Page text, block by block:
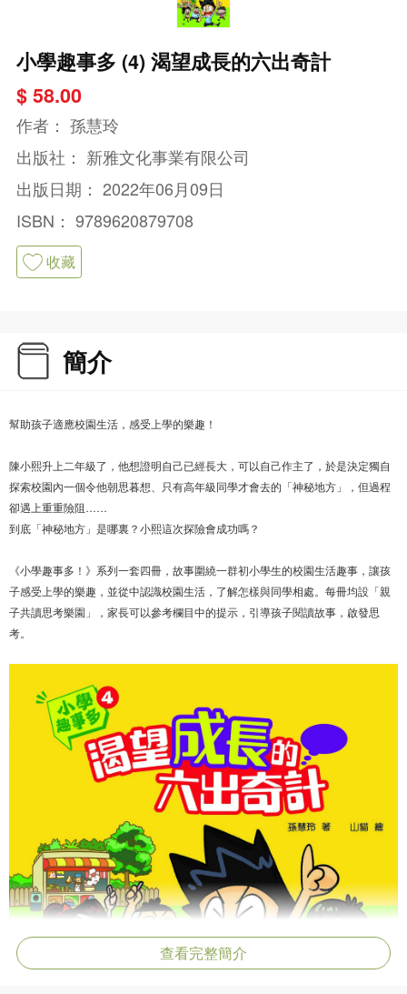
小學趣事多 (4) 渴望成長的六出奇計
$ 58.00
作者： 孫慧玲
出版社： 新雅文化事業有限公司
出版日期： 2022年06月09日
ISBN： 9789620879708
收藏
簡介
幫助孩子適應校園生活，感受上學的樂趣！
陳小熙升上二年級了，他想證明自己已經長大，可以自己作主了，於是決定獨自
探索校園內一個令他朝思暮想、只有高年級同學才會去的「神秘地方」，但過程
卻遇上重重險阻……
到底「神秘地方」是哪裏？小熙這次探險會成功嗎？
《小學趣事多！》系列一套四冊，故事圍繞一群初小學生的校園生活趣事，讓孩
子感受上學的樂趣，並從中認識校園生活，了解怎樣與同學相處。每冊均設「親
子共讀思考樂園」，家長可以參考欄目中的提示，引導孩子閱讀故事，啟發思
考。
查看完整簡介